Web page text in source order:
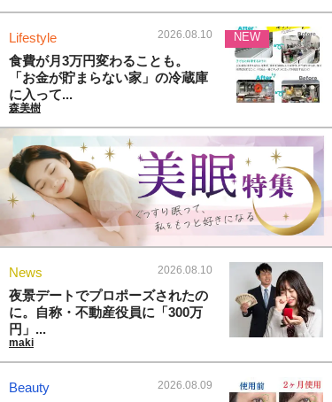
Lifestyle 2026.08.10
食費が月3万円変わることも。
「お金が貯まらない家」の冷蔵庫
に入って...
森美樹
NEW
News 2026.08.10
夜景デートでプロポーズされたの
に。自称・不動産役員に「300万
円」...
maki
Beauty 2026.08.09